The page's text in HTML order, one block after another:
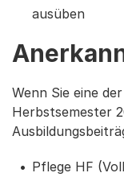
ausüben
Wenn Sie eine
Herbstsemester
Pflege HF